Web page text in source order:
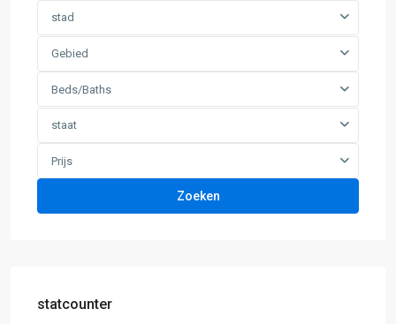
stad
Gebied
Beds/Baths
staat
Prijs
Zoeken
statcounter